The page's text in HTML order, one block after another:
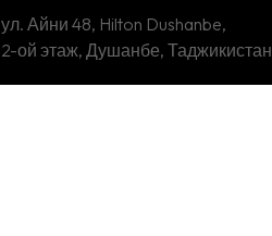
ул. Айни 48, Hilton Dushanbe,
2-ой этаж, Душанбе, Таджикистан